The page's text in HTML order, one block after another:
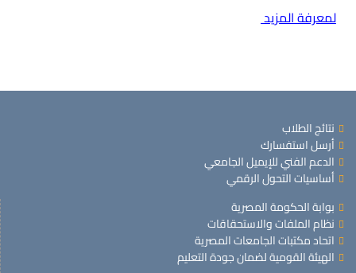
لمعرفة المزيد
نتائج الطلاب
أرسل استفسارك
الدعم الفني للإيميل الجامعي
أساسيات التحول الرقمي
بوابة الحكومة المصرية
نظام الملفات والاستحقاقات
اتحاد مكتبات الجامعات المصرية
الهيئة القومية لضمان جودة التعليم